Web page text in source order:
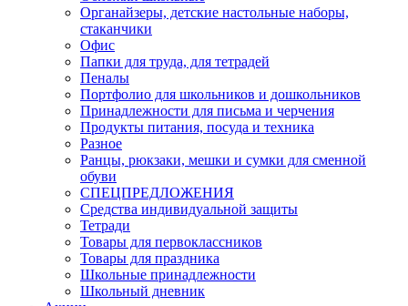
Органайзеры, детские настольные наборы,
стаканчики
Офис
Папки для труда, для тетрадей
Пеналы
Портфолио для школьников и дошкольников
Принадлежности для письма и черчения
Продукты питания, посуда и техника
Разное
Ранцы, рюкзаки, мешки и сумки для сменной
обуви
СПЕЦПРЕДЛОЖЕНИЯ
Средства индивидуальной защиты
Тетради
Товары для первоклассников
Товары для праздника
Школьные принадлежности
Школьный дневник